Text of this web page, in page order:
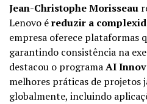
Jean-Christophe Morisseau
Lenovo éreduzir a
empresa oferece plataformas
garantindo consistência na
destacou o programaAI
melhores práticas de projetos
globalmente, incluindo